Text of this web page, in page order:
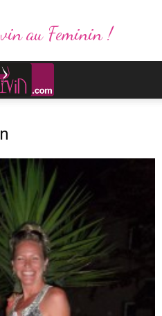
au Feminin !